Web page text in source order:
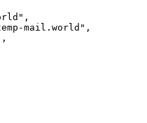
mail.world",